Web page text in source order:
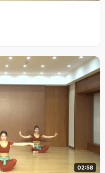
02:58